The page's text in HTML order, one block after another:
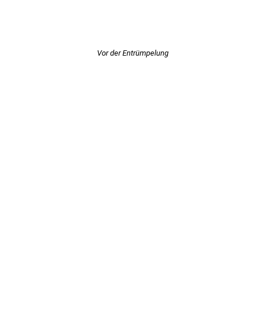
Vor der Entrümpelung